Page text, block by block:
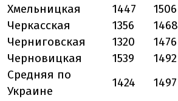
Хмельницкая
1447 1506
Черкасская
1356 1468
Черниговская
1320 1476
Черновицкая
1539 1492
Средняя по
Украине
1424 1497